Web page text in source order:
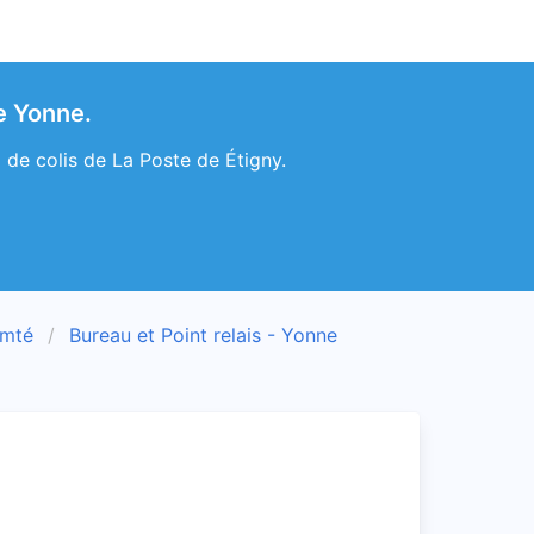
Yonne.
colis de La Poste de Étigny.
Bureau et Point relais - Yonne